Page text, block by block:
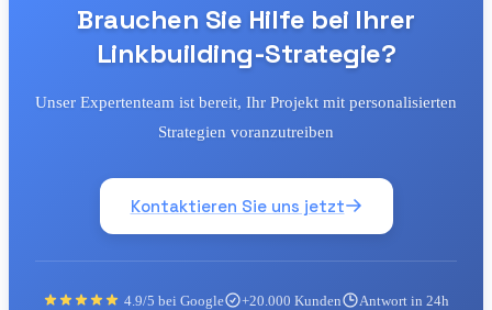
Brauchen Sie Hilfe bei Ihrer
Linkbuilding-Strategie?
Unser Expertenteam ist bereit, Ihr Projekt mit personalisierten
Strategien voranzutreiben
Kontaktieren Sie uns jetzt
4.9/5 bei Google +20.000 Kunden Antwort in 24h